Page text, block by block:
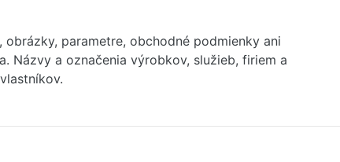
parametre, obchodné podmienky ani
Názvy a označenia výrobkov, služieb, firiem a